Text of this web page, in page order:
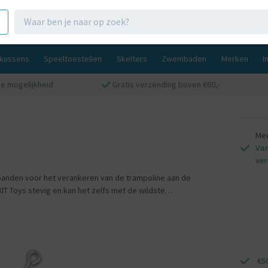
Speeltoestellen Skelters Zwembaden Merken
mogelijkheid Gratis verzending boven €60,-
voor het verankeren van de trampoline aan de
Toys stevig en kan het zelfs met de wildste